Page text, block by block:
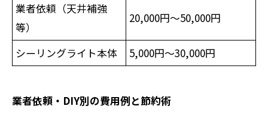
業者依頼（天井補強
等）
20,000円～50,000円
シーリングライト本体 5,000円～30,000円
業者依頼・DIY別の費用例と節約術